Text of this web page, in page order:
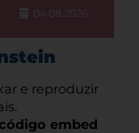
04.08.2026
e reproduzir
embed